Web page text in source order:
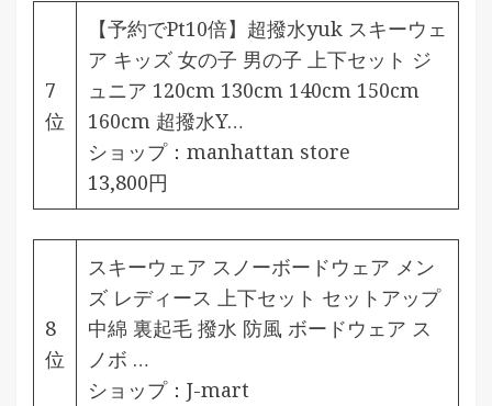
7
位
【予約でPt10倍】超撥水yuk スキーウェ
ア キッズ 女の子 男の子 上下セット ジ
ュニア 120cm 130cm 140cm 150cm
160cm 超撥水Y…
ショップ： manhattan store
13,800円
8
位
スキーウェア スノーボードウェア メン
ズ レディース 上下セット セットアップ
中綿 裏起毛 撥水 防風 ボードウェア ス
ノボ …
ショップ： J-mart